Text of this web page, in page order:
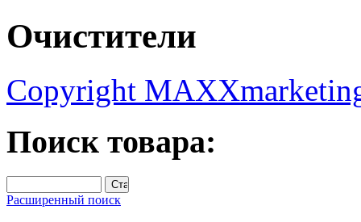
Очистители
Copyright
Поиск товара:
Расширенный поиск